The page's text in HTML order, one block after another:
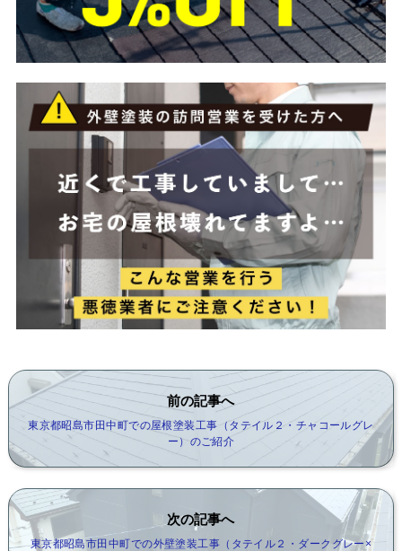
前の記事へ
東京都昭島市田中町での屋根塗装工事（タテイル２・チャコールグレ
ー）のご紹介
次の記事へ
東京都昭島市田中町での外壁塗装工事（タテイル２・ダークグレー×